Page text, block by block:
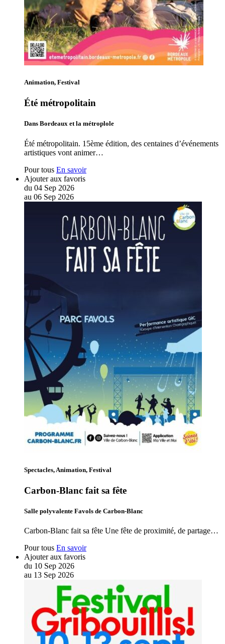
Animation, Festival
Été métropolitain
Dans Bordeaux et la métroplole
Été métropolitain. 15ème édition, des centaines d’événements
artistiques vont animer…
Pour tous En savoir
Ajouter aux favoris
du 04 Sep 2026
au 06 Sep 2026
Spectacles, Animation, Festival
Carbon-Blanc fait sa fête
Salle polyvalente Favols de Carbon-Blanc
Carbon-Blanc fait sa fête Une fête de proximité, de partage…
Pour tous En savoir
Ajouter aux favoris
du 10 Sep 2026
au 13 Sep 2026